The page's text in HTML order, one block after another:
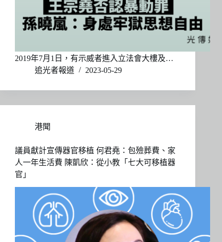
2019年7月1日，有示威者進入立法會大樓及…
追光者報道
2023-05-29
港聞
議員獻計宣傳器官移植 何君堯：包殮葬費、家
人一年生活費 陳凱欣：從小教「七大可移植器
官」